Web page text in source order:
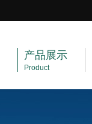
产品展示
Product